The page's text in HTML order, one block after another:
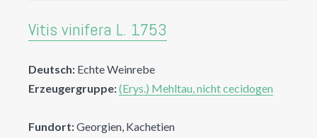
Vitis vinifera L. 1753
Deutsch: Echte Weinrebe
Erzeugergruppe:(Erys.) Mehltau, nicht cecidogen
Fundort:Georgien, Kachetien